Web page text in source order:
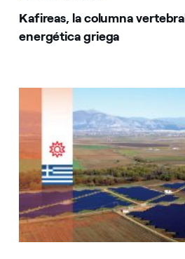
Kafireas, la columna
energética griega